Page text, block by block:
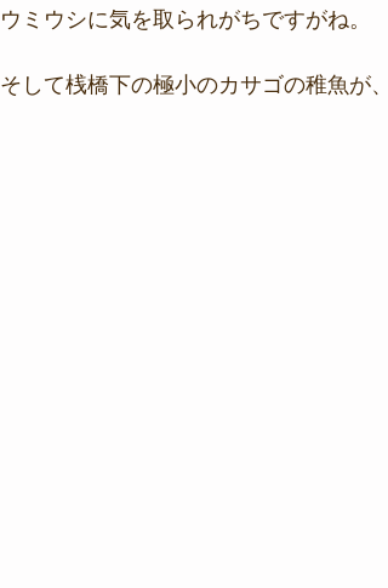
ウミウシに気を取られがちですがね。
そして桟橋下の極小のカサゴの稚魚が